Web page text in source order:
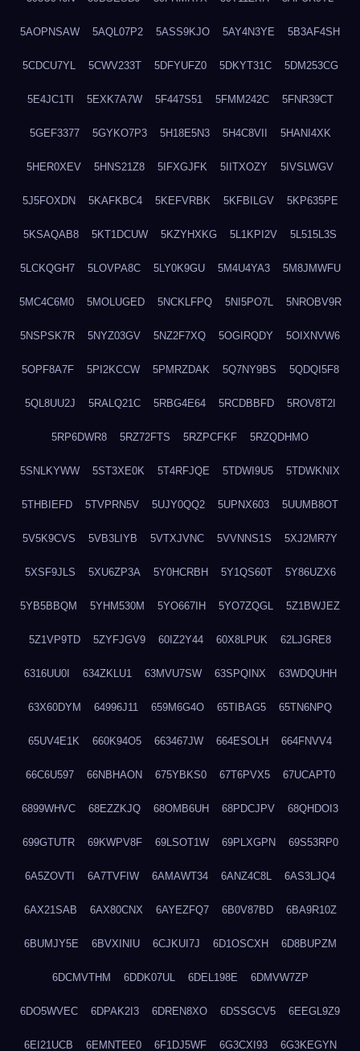
5AOPNSAW 5AQL07P2 5ASS9KJO 5AY4N3YE 5B3AF4SH
5CDCU7YL 5CWV233T 5DFYUFZ0 5DKYT31C 5DM253CG
5E4JC1TI 5EXK7A7W 5F447S51 5FMM242C 5FNR39CT
5GEF3377 5GYKO7P3 5H18E5N3 5H4C8VII 5HANI4XK
5HER0XEV 5HNS21Z8 5IFXGJFK 5IITXOZY 5IVSLWGV
5J5FOXDN 5KAFKBC4 5KEFVRBK 5KFBILGV 5KP635PE
5KSAQAB8 5KT1DCUW 5KZYHXKG 5L1KPI2V 5L515L3S
5LCKQGH7 5LOVPA8C 5LY0K9GU 5M4U4YA3 5M8JMWFU
5MC4C6M0 5MOLUGED 5NCKLFPQ 5NI5PO7L 5NROBV9R
5NSPSK7R 5NYZ03GV 5NZ2F7XQ 5OGIRQDY 5OIXNVW6
5OPF8A7F 5PI2KCCW 5PMRZDAK 5Q7NY9BS 5QDQI5F8
5QL8UU2J 5RALQ21C 5RBG4E64 5RCDBBFD 5ROV8T2I
5RP6DWR8 5RZ72FTS 5RZPCFKF 5RZQDHMO
5SNLKYWW 5ST3XE0K 5T4RFJQE 5TDWI9U5 5TDWKNIX
5THBIEFD 5TVPRN5V 5UJY0QQ2 5UPNX603 5UUMB8OT
5V5K9CVS 5VB3LIYB 5VTXJVNC 5VVNNS1S 5XJ2MR7Y
5XSF9JLS 5XU6ZP3A 5Y0HCRBH 5Y1QS60T 5Y86UZX6
5YB5BBQM 5YHM530M 5YO667IH 5YO7ZQGL 5Z1BWJEZ
5Z1VP9TD 5ZYFJGV9 60IZ2Y44 60X8LPUK 62LJGRE8
6316UU0I 634ZKLU1 63MVU7SW 63SPQINX 63WDQUHH
63X60DYM 64996J11 659M6G4O 65TIBAG5 65TN6NPQ
65UV4E1K 660K94O5 663467JW 664ESOLH 664FNVV4
66C6U597 66NBHAON 675YBKS0 67T6PVX5 67UCAPT0
6899WHVC 68EZZKJQ 68OMB6UH 68PDCJPV 68QHDOI3
699GTUTR 69KWPV8F 69LSOT1W 69PLXGPN 69S53RP0
6A5ZOVTI 6A7TVFIW 6AMAWT34 6ANZ4C8L 6AS3LJQ4
6AX21SAB 6AX80CNX 6AYEZFQ7 6B0V87BD 6BA9R10Z
6BUMJY5E 6BVXINIU 6CJKUI7J 6D1OSCXH 6D8BUPZM
6DCMVTHM 6DDK07UL 6DEL198E 6DMVW7ZP
6DO5WVEC 6DPAK2I3 6DREN8XO 6DSSGCV5 6EEGL9Z9
6EI21UCB 6EMNTEE0 6F1DJ5WF 6G3CXI93 6G3KEGYN